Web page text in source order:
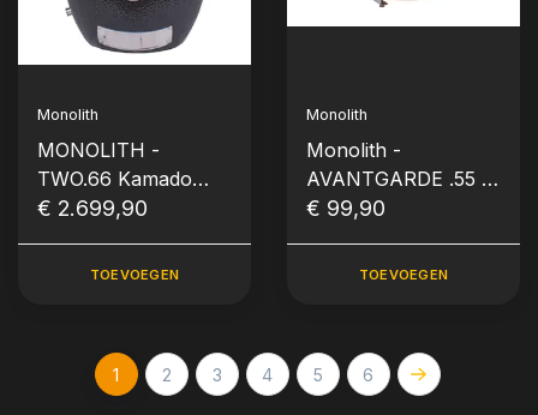
Monolith
MONOLITH -
TWO.66 Kamado
(LeChef / XL) Stand-
€ 2.699,90
TOEVOEGEN
Monolith
Monolith -
AVANTGARDE .55 -
Accessoire Houder
€ 99,90
TOEVOEGEN
1 2 3 4 5 6